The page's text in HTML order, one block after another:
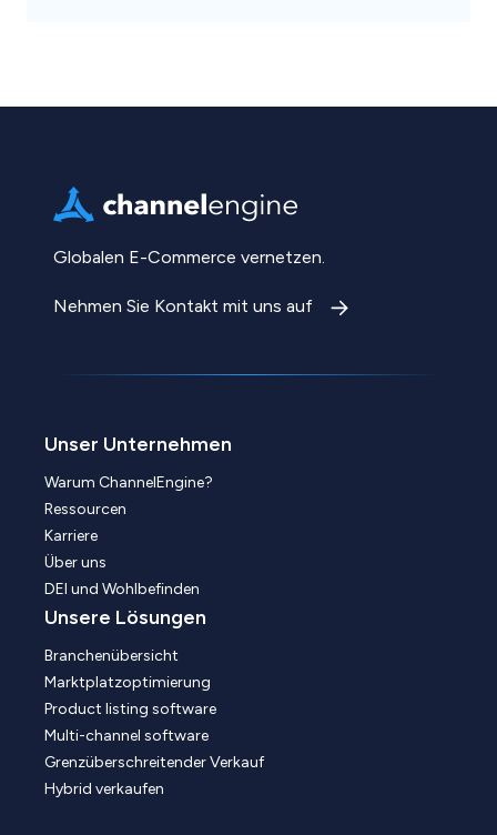
Globalen E-Commerce vernetzen.
Nehmen Sie Kontakt mit uns auf
Unser Unternehmen
Warum ChannelEngine?
Ressourcen
Karriere
Über uns
DEI und Wohlbefinden
Unsere Lösungen
Branchenübersicht
Marktplatzoptimierung
Product listing software
Multi-channel software
Grenzüberschreitender Verkauf
Hybrid verkaufen